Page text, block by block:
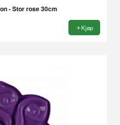
- Stor rose 30cm
Kjøp